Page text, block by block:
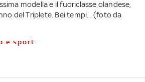
modella e il fuoriclasse olandese,
del Triplete. Bei tempi... (foto da
e sport